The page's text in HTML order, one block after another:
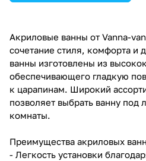
Акриловые ванны от Vanna-
сочетание стиля, комфорта и
ванны изготовлены из
обеспечивающего гладкую
к царапинам. Широкий
позволяет выбрать ванну под
комнаты.
Преимущества акриловых
- Легкость установки